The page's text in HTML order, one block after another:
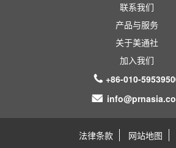
联系我们
产品与服务
关于美通社
加入我们
+86-010-
法律条款 网站地图